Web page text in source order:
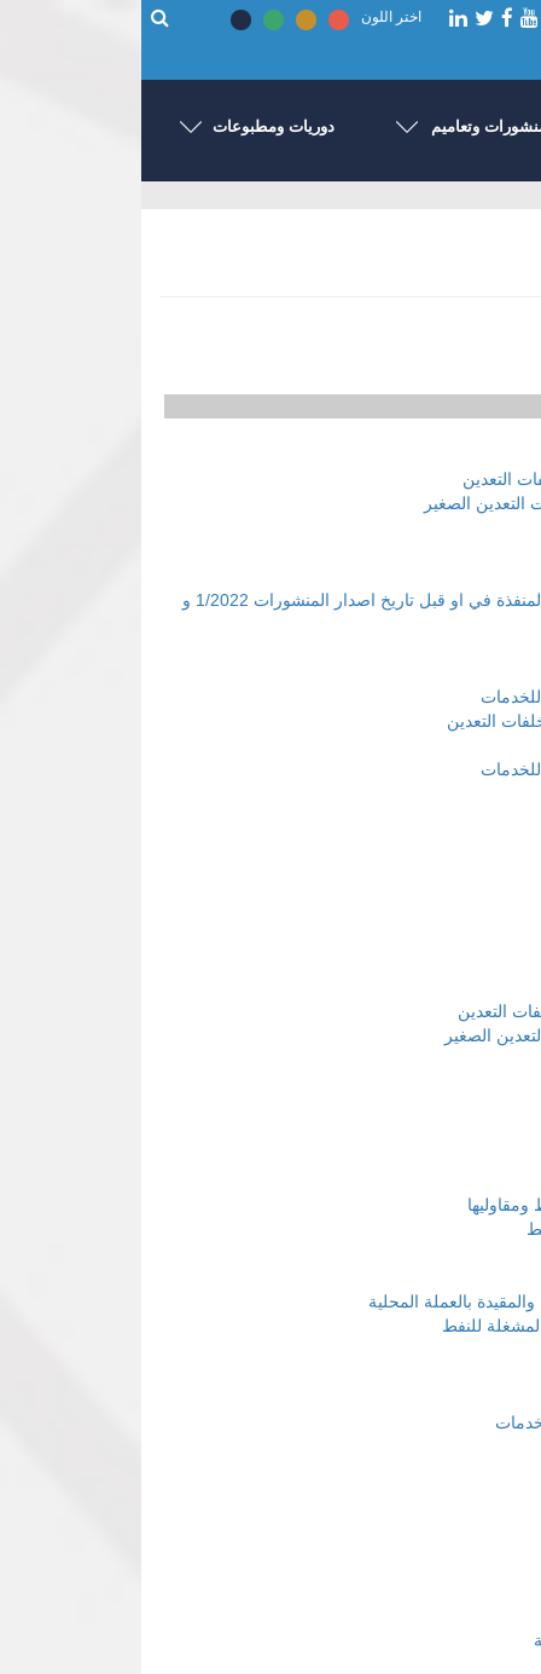
اختر اللون
وتعاميم دوريات ومطبوعات
التعدين
الصغير
توضيح للاجراءات المصرفية لعمليات الصادر والاستيراد المنفذة في او قبل تاريخ اصدار المنشورات 1/2022 و
التعدين
التعدين
الصغير
بالعملة المحلية
للنفط